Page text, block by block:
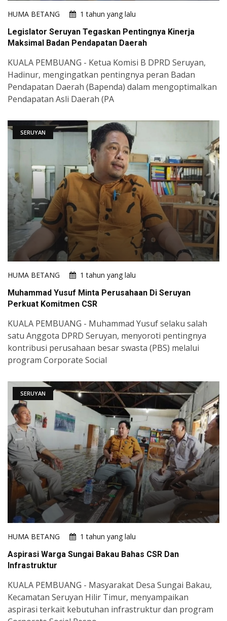
HUMA BETANG
1 tahun yang lalu
Legislator Seruyan Tegaskan Pentingnya Kinerja
Maksimal Badan Pendapatan Daerah
KUALA PEMBUANG - Ketua Komisi B DPRD Seruyan,
Hadinur, mengingatkan pentingnya peran Badan
Pendapatan Daerah (Bapenda) dalam mengoptimalkan
Pendapatan Asli Daerah (PA
SERUYAN
HUMA BETANG
1 tahun yang lalu
Muhammad Yusuf Minta Perusahaan Di Seruyan
Perkuat Komitmen CSR
KUALA PEMBUANG - Muhammad Yusuf selaku salah
satu Anggota DPRD Seruyan, menyoroti pentingnya
kontribusi perusahaan besar swasta (PBS) melalui
program Corporate Social
SERUYAN
HUMA BETANG
1 tahun yang lalu
Aspirasi Warga Sungai Bakau Bahas CSR Dan
Infrastruktur
KUALA PEMBUANG - Masyarakat Desa Sungai Bakau,
Kecamatan Seruyan Hilir Timur, menyampaikan
aspirasi terkait kebutuhan infrastruktur dan program